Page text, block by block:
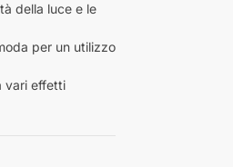
della luce e le
per un utilizzo
vari effetti